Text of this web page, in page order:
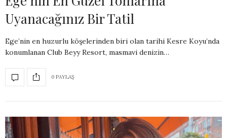
Uyanacağınız Bir Tatil
Ege’nin en huzurlu köşelerinden biri olan tarihi Kesre Koyu’nda
konumlanan Club Beyy Resort, masmavi denizin…
0 PAYLAŞ